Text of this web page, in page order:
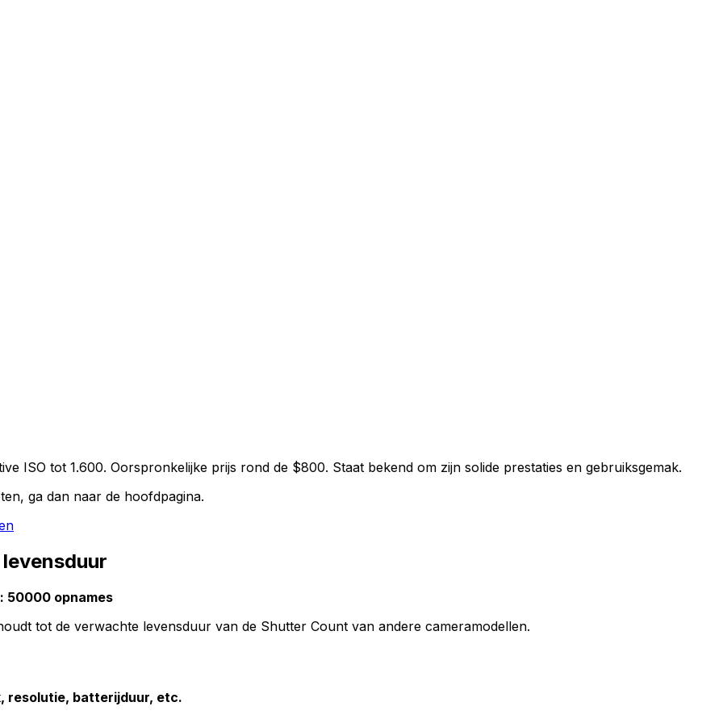
ISO tot 1.600. Oorspronkelijke prijs rond de $800. Staat bekend om zijn solide prestaties en gebruiksgemak.
ga dan naar de hoofdpagina.
50000 opnames
tot de verwachte levensduur van de Shutter Count van andere cameramodellen.
resolutie, batterijduur, etc.